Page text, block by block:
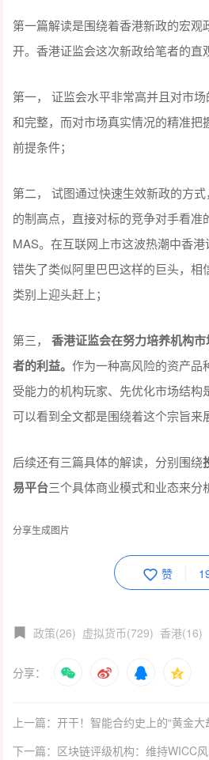
第一篇解读是围绕着香港新政的宏观
开。香港证监会这次新政给笔者的直
第一， 证监会水平非常高并且对市
和完整，而对市场真实情况的精准把
前提条件；
第二， 试图通过快速生效新政的方
的制高点，直接对标的竞争对手看准
MAS。在互联网上市这波热潮中香
错失了类似阿里巴巴这样的巨头，相
类别上迎头赶上；
第三，香港证监会在努力培养机构
者的利益。作为一种高风险的资产品
受能力的机构玩家、先优化市场结构
可以看到全文都是围绕着这个宗旨来
后续还有三篇具体的解读，分别围绕
易平台三个具体商业模式和业态来分
分享生成图片
赞
政策(26) 虚拟货币(729) 香港(16)
分享：
上一篇：开干！智能合约史上的“黄金大